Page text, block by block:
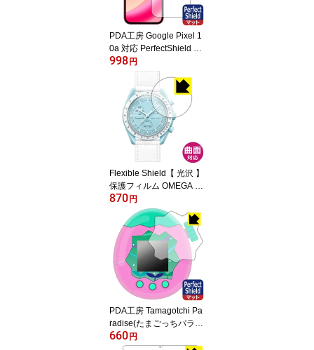
PDA工房 Google Pixel 1
0a 対応 PerfectShield 保
護 フィルム [画面用] [指
紋認証対応] 反射低減 防
指紋 日本製 自社製造直
998円
Flexible Shield【 光沢 】
保護フィルム OMEGA X
SWATCH BIOCERAMIC
MOONSWATCH 日本製
自社製造直販
870円
PDA工房 Tamagotchi Pa
radise(たまごっちパラダ
イス) 対応 PerfectShield
660円